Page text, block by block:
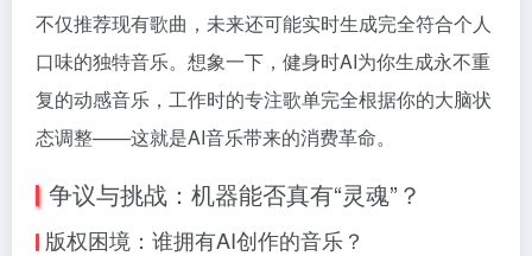
不仅推荐现有歌曲，未来还可能实时生成完全符合个人
口味的独特音乐。想象一下，健身时AI为你生成永不重
复的动感音乐，工作时的专注歌单完全根据你的大脑状
态调整——这就是AI音乐带来的消费革命。
争议与挑战：机器能否真有“灵魂”？
版权困境：谁拥有AI创作的音乐？